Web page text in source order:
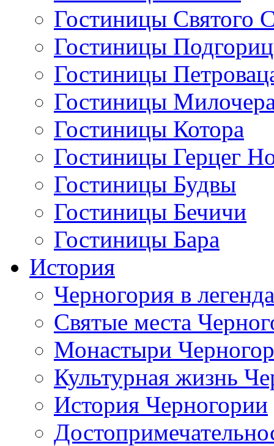
Гостиницы Святого
Гостиницы
Гостиницы
Гостиницы
Гостиницы Котора
Гостиницы Герцег
Гостиницы Будвы
Гостиницы Бечичи
Гостиницы Бара
История
Черногория в
Святые места
Монастыри
Культурная жизнь
История Черногории